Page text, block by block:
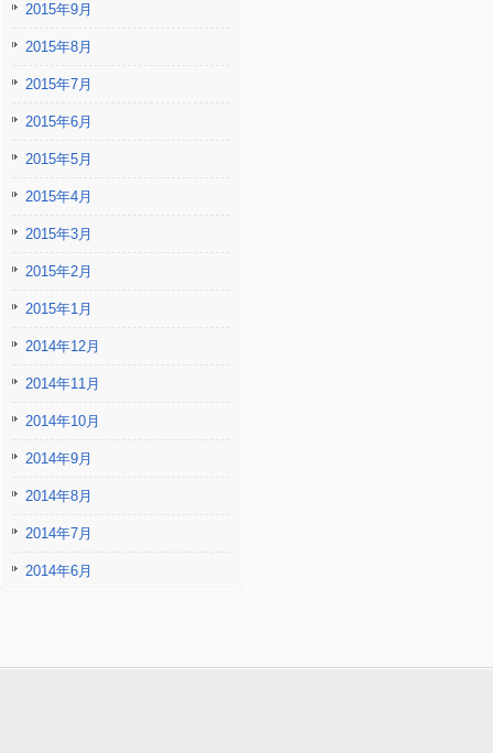
2015年9月
2015年8月
2015年7月
2015年6月
2015年5月
2015年4月
2015年3月
2015年2月
2015年1月
2014年12月
2014年11月
2014年10月
2014年9月
2014年8月
2014年7月
2014年6月